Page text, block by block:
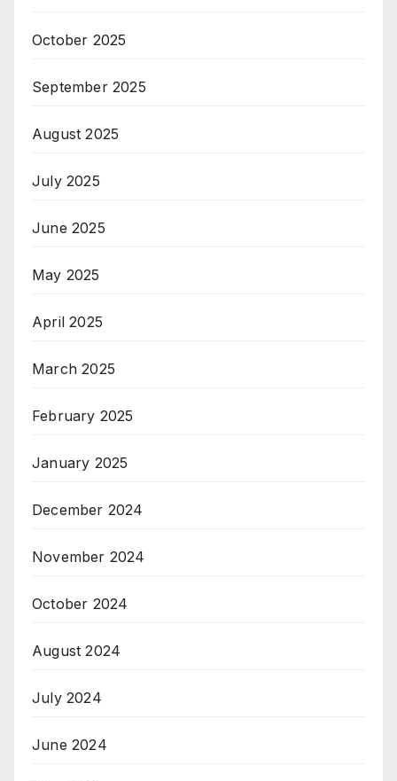
October 2025
September 2025
August 2025
July 2025
June 2025
May 2025
April 2025
March 2025
February 2025
January 2025
December 2024
November 2024
October 2024
August 2024
July 2024
June 2024